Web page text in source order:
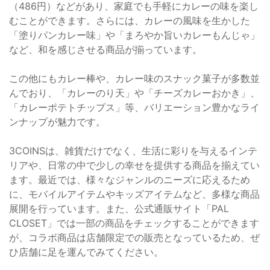
（486円）などがあり、家庭でも手軽にカレーの味を楽し
むことができます。さらには、カレーの風味を生かした
「塗りパンカレー味」や「まろやか旨いカレーもんじゃ」
など、和を感じさせる商品が揃っています。
この他にもカレー棒や、カレー味のスナック菓子が多数並
んでおり、「カレーのり天」や「チーズカレーおかき」、
「カレーポテトチップス」等、バリエーション豊かなライ
ンナップが魅力です。
3COINSは、雑貨だけでなく、生活に彩りを与えるインテ
リアや、日常の中で少しの幸せを提供する商品を揃えてい
ます。最近では、様々なジャンルのニーズに応えるため
に、モバイルアイテムやキッズアイテムなど、多様な商品
展開を行っています。また、公式通販サイト「PAL
CLOSET」では一部の商品をチェックすることができます
が、コラボ商品は店舗限定での販売となっているため、ぜ
ひ店舗に足を運んでみてください。